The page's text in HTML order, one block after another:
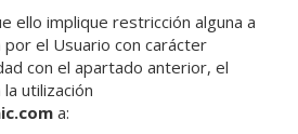
ello implique restricción alguna a
por el Usuario con carácter
con el apartado anterior, el
utilización
a: